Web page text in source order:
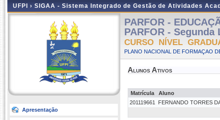
UFPI › SIGAA - Sistema Integrado de Gestão de Atividades
Apresentação
PARFOR -
PARFOR -
CURSO NÍVEL
PLANO NACIONAL DE FORMAÇAO
Alunos Ativos
Matrícula
Aluno
201119661
FERNANDO TORRES